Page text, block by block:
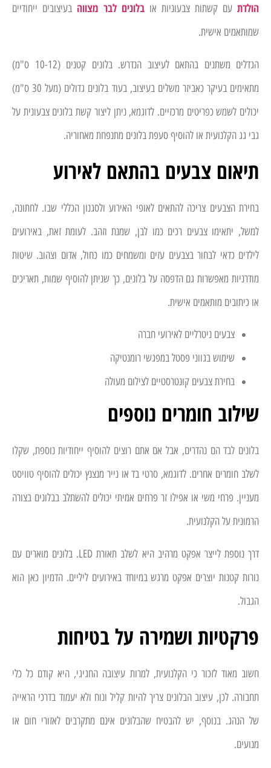
הולדת עם קשתות צבעוניות או בלונים לבר מצווה בעיצובים ייחודיים
שמותאמים אישית.
הגדלים משתנים בהתאם לעיצוב הנדרש. בלונים קטנים (10-12 ס"מ)
מתאימים בעיקר כאביזר משלים בעיצוב, בעוד בלונים גדולים (מעל 30 ס"מ)
יכולים לשמש כפריטים מרכזיים. לדוגמא, ניתן ליצור קשת בלונים צבעונית על
גבי גג הקלנועית או להוסיף סעפת בלונים מתנפחת מאחוריה.
תיאום צבעים בהתאם לאירוע
בחירת הצבעים צריכה להתאים לאופי האירוע ולסגנון הכללי שבו. לחתונה,
למשל, יתאימו צבעים רכים כמו לבן, שמנת וזהב. לעומת זאת, באירועים
לילדים כדאי לבחור בצבעים עזים ומשמחים כמו כחול, אדום וצהוב. שיטות
מודרניות מאפשרות גם הדפסה על בלונים, כך שניתן להוסיף שמות, תאריכים
או כיתובים מותאמים אישית.
צבעים ניטרליים לאירועי חברה
שימוש בגווני פסטל במפגשי רומנטיקה
בחירת צבעים קונטרסטיים לצילום מעולה
שילוב חומרים נוספים
בלונים לבד הם נהדרים, אבל אם אתם רוצים להוסיף ייחודיות נוספת, שקלו
לשלב חומרים אחרים. לדוגמא, סרטי בד או נייר מנצנץ יכולים להוסיף טוויסט
מעניין. פרחי משי או אפילו זר פרחים אמיתי יכולים להשתלב בבלונים בצורה
הרמונית על הקלנועית.
דרך נוספת לייצר אפקט מרהיב היא לשלב תאורת LED. בלונים מוארים עם
נורות קטנות יוצרים אפקט מרגש במיוחד באירועים ליליים. הדמיון כאן הוא
הגבול.
פרקטיות ושמירה על בטיחות
חשוב מאוד לזכור כי הקלנועית, למרות עיצובה החגיגי, היא קודם כל כלי
תחבורה. לכן, עיצוב הבלונים צריך להיות קליל ונוח ולא יעמוד בדרכי הראייה
של הנהג. בנוסף, יש להבטיח שהבלונים אינם מתקרבים לאזורי חום או
מנועים.